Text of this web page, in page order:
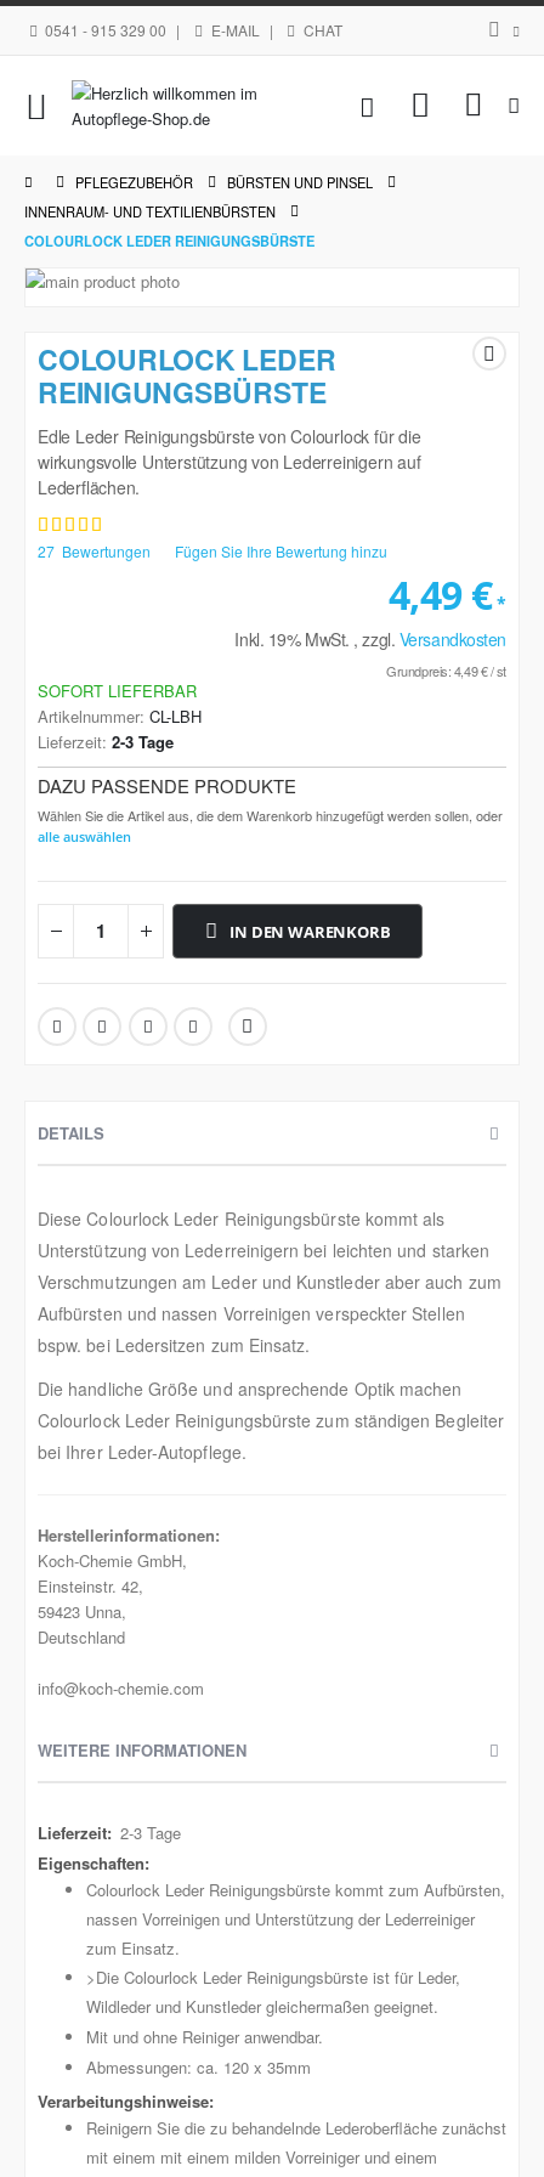
0541 - 915 329 00 | E-MAIL | CHAT
Navigation
umschalten
Mein
PFLEGEZUBEHÖR
BÜRSTEN UND PINSEL
INNENRAUM- UND TEXTILIENBÜRSTEN
COLOURLOCK LEDER REINIGUNGSBÜRSTE
Zum
Bildgalerie
springen
Anfang
der
Bildgalerie
COLOURLOCK LEDER
REINIGUNGSBÜRSTE
Edle Leder Reinigungsbürste von Colourlock für die
wirkungsvolle Unterstützung von Lederreinigern auf
Lederflächen.
Bewertung:
98
% of100
27 Bewertungen Fügen Sie Ihre Bewertung hinzu
4,49 €
Inkl. 19% MwSt. ,zzgl. Versandkosten
Grundpreis:4,49 €/ st
SOFORT LIEFERBAR
Artikelnummer CL-LBH
Lieferzeit 2-3 Tage
DAZU PASSENDE PRODUKTE
Wählen Sie die Artikel aus, die dem Warenkorb hinzugefügt werden sollen, oder
alle auswählen
IN DEN WARENKORB
DETAILS
Diese Colourlock Leder Reinigungsbürste kommt als
Unterstützung von Lederreinigern bei leichten und starken
Verschmutzungen am Leder und Kunstleder aber auch zum
Aufbürsten und nassen Vorreinigen verspeckter Stellen
bspw. bei Ledersitzen zum Einsatz.
Die handliche Größe und ansprechende Optik machen
Colourlock Leder Reinigungsbürste zum ständigen Begleiter
bei Ihrer Leder-Autopflege.
Herstellerinformationen:
Koch‑Chemie GmbH,
Einsteinstr. 42,
59423 Unna,
Deutschland
info@koch-chemie.com
WEITERE INFORMATIONEN
Weitere
Informationen
2-3 Tage
Colourlock Leder Reinigungsbürste kommt zum Aufbürsten,
nassen Vorreinigen und Unterstützung der Lederreiniger
zum Einsatz.
>Die Colourlock Leder Reinigungsbürste ist für Leder,
Wildleder und Kunstleder gleichermaßen geeignet.
Mit und ohne Reiniger anwendbar.
Abmessungen: ca. 120 x 35mm
Reinigern Sie die zu behandelnde Lederoberfläche zunächst
mit einem mit einem milden Vorreiniger und einem